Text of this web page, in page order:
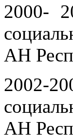
2000-
АН
2002-
АН